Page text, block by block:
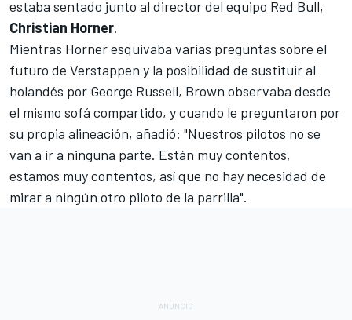
estaba sentado junto al director del equipo Red Bull,
Christian Horner.
Mientras Horner esquivaba varias preguntas sobre el
futuro de Verstappen y la posibilidad de sustituir al
holandés por George Russell, Brown observaba desde
el mismo sofá compartido, y cuando le preguntaron por
su propia alineación, añadió: "Nuestros pilotos no se
van a ir a ninguna parte. Están muy contentos,
estamos muy contentos, así que no hay necesidad de
mirar a ningún otro piloto de la parrilla".